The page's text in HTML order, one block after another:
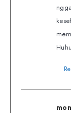
Huhu